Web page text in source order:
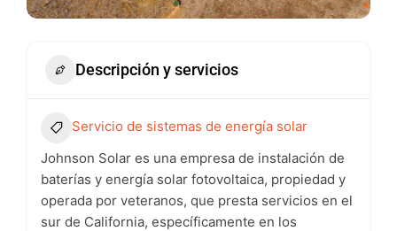
Descripción y servicios
Servicio de sistemas de energía solar
Johnson Solar es una empresa de instalación de
baterías y energía solar fotovoltaica, propiedad y
operada por veteranos, que presta servicios en el
sur de California, específicamente en los